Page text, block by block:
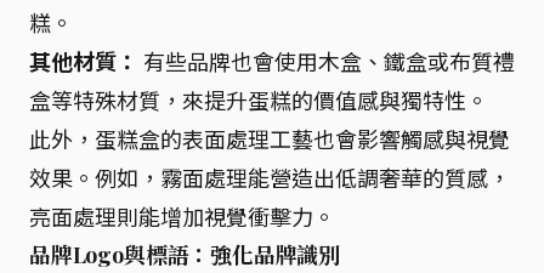
糕。
其他材質： 有些品牌也會使用木盒、鐵盒或布質禮
盒等特殊材質，來提升蛋糕的價值感與獨特性。
此外，蛋糕盒的表面處理工藝也會影響觸感與視覺
效果。例如，霧面處理能營造出低調奢華的質感，
亮面處理則能增加視覺衝擊力。
品牌Logo與標語：強化品牌識別